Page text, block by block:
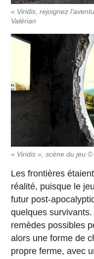
« Viridis, rejoignez
Valérian
« Viridis », scène du jeu
Les frontières
réalité, puisque le
futur post-
quelques
remèdes possibles
alors une forme de
propre ferme, avec